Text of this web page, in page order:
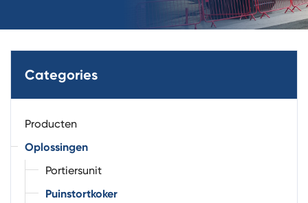
Categories
Producten
Oplossingen
Portiersunit
Puinstortkoker